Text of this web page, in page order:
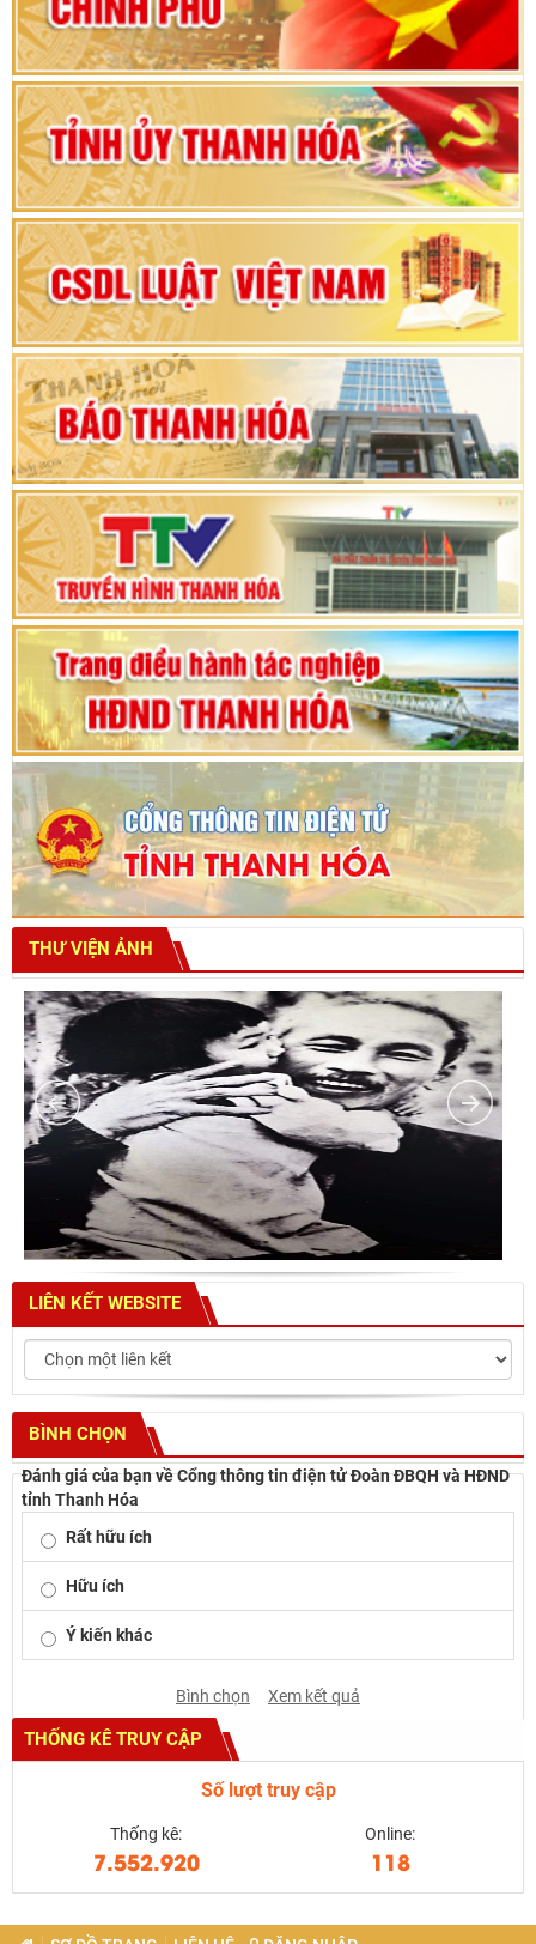
vì sự phát triển của đất nước
Bộ Chính trị duyệt nội dung Đại hội đại biểu
Đảng bộ tỉnh Thanh Hóa lần thứ XX, nhiệm kỳ
2025 - 2030
Đại hội đại biểu Đảng bộ xã Yên Thọ lần thứ I,
nhiệm kỳ 2025 – 2030
Đại hội Đảng bộ xã Yên Ninh lần thứ nhất,
nhiệm kỳ 2025 - 2030
Khai mạc Kỳ họp bất thường lần thứ 9, Quốc
hội khóa XV
Phiên thảo luận Kỳ họp thứ 24, HĐND tỉnh
Thanh Hóa khóa XVIII, nhiệm kỳ 2021 - 2026
Bế mạc Kỳ họp thứ hai bốn, Hội đồng nhân dân
tỉnh khoá XVIII
THƯ VIỆN ẢNH
LIÊN KẾT WEBSITE
BÌNH CHỌN
Đánh giá của bạn về Cổng thông tin điện tử Đoàn ĐBQH và HĐND
tỉnh Thanh Hóa
Rất hữu ích
Hữu ích
Ý kiến khác
Bình chọn Xem kết quả
THỐNG KÊ TRUY CẬP
Số lượt truy cập
Thống kê:
7.552.920
Online:
118